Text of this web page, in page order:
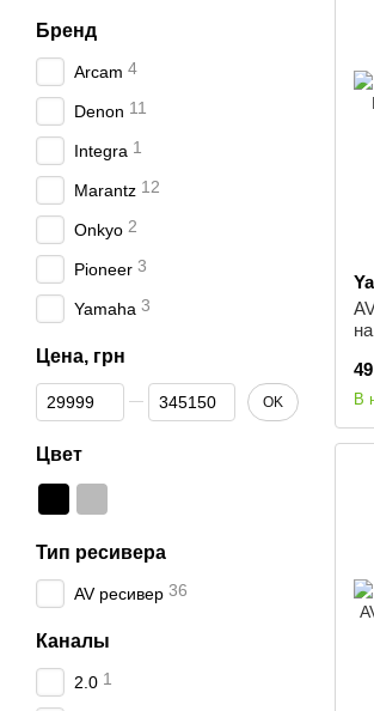
В
Бренд
Arcam 4
Denon 11
Integra 1
Marantz 12
Onkyo 2
Pioneer 3
Yamaha 3
Цена, грн
От Цена, грн
До Цена, грн OK
Цвет
Тип ресивера
AV ресивер 36
Каналы
2.0 1